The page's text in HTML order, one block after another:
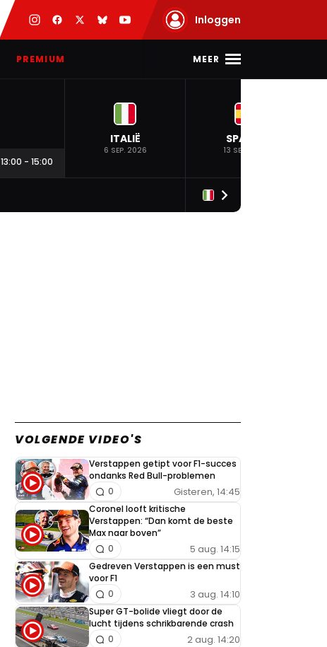
Inloggen
PREMIUM MEER
13:00 - 15:00
ITALIË
6 SEP. 2026
SPANJE
13 SEP. 2026
VOLGENDE VIDEO'S
Verstappen getipt voor F1-succes
ondanks Red Bull-problemen
Gisteren, 14:45
0
Coronel looft kritische
Verstappen: “Dan komt de beste
Max naar boven”
5 aug. 14:15
0
Gedreven Verstappen is een must
voor F1
3 aug. 14:10
0
Super GT-bolide vliegt door de
lucht tijdens schrikbarende crash
2 aug. 14:20
0